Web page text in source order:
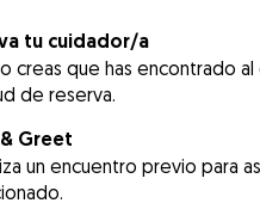
tu cuidador/a
creas que has encontrado
de reserva.
Greet
un encuentro previo para